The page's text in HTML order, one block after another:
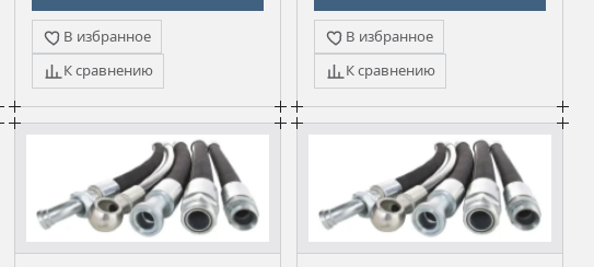
В избранное
К сравнению
В избранное
К сравнению